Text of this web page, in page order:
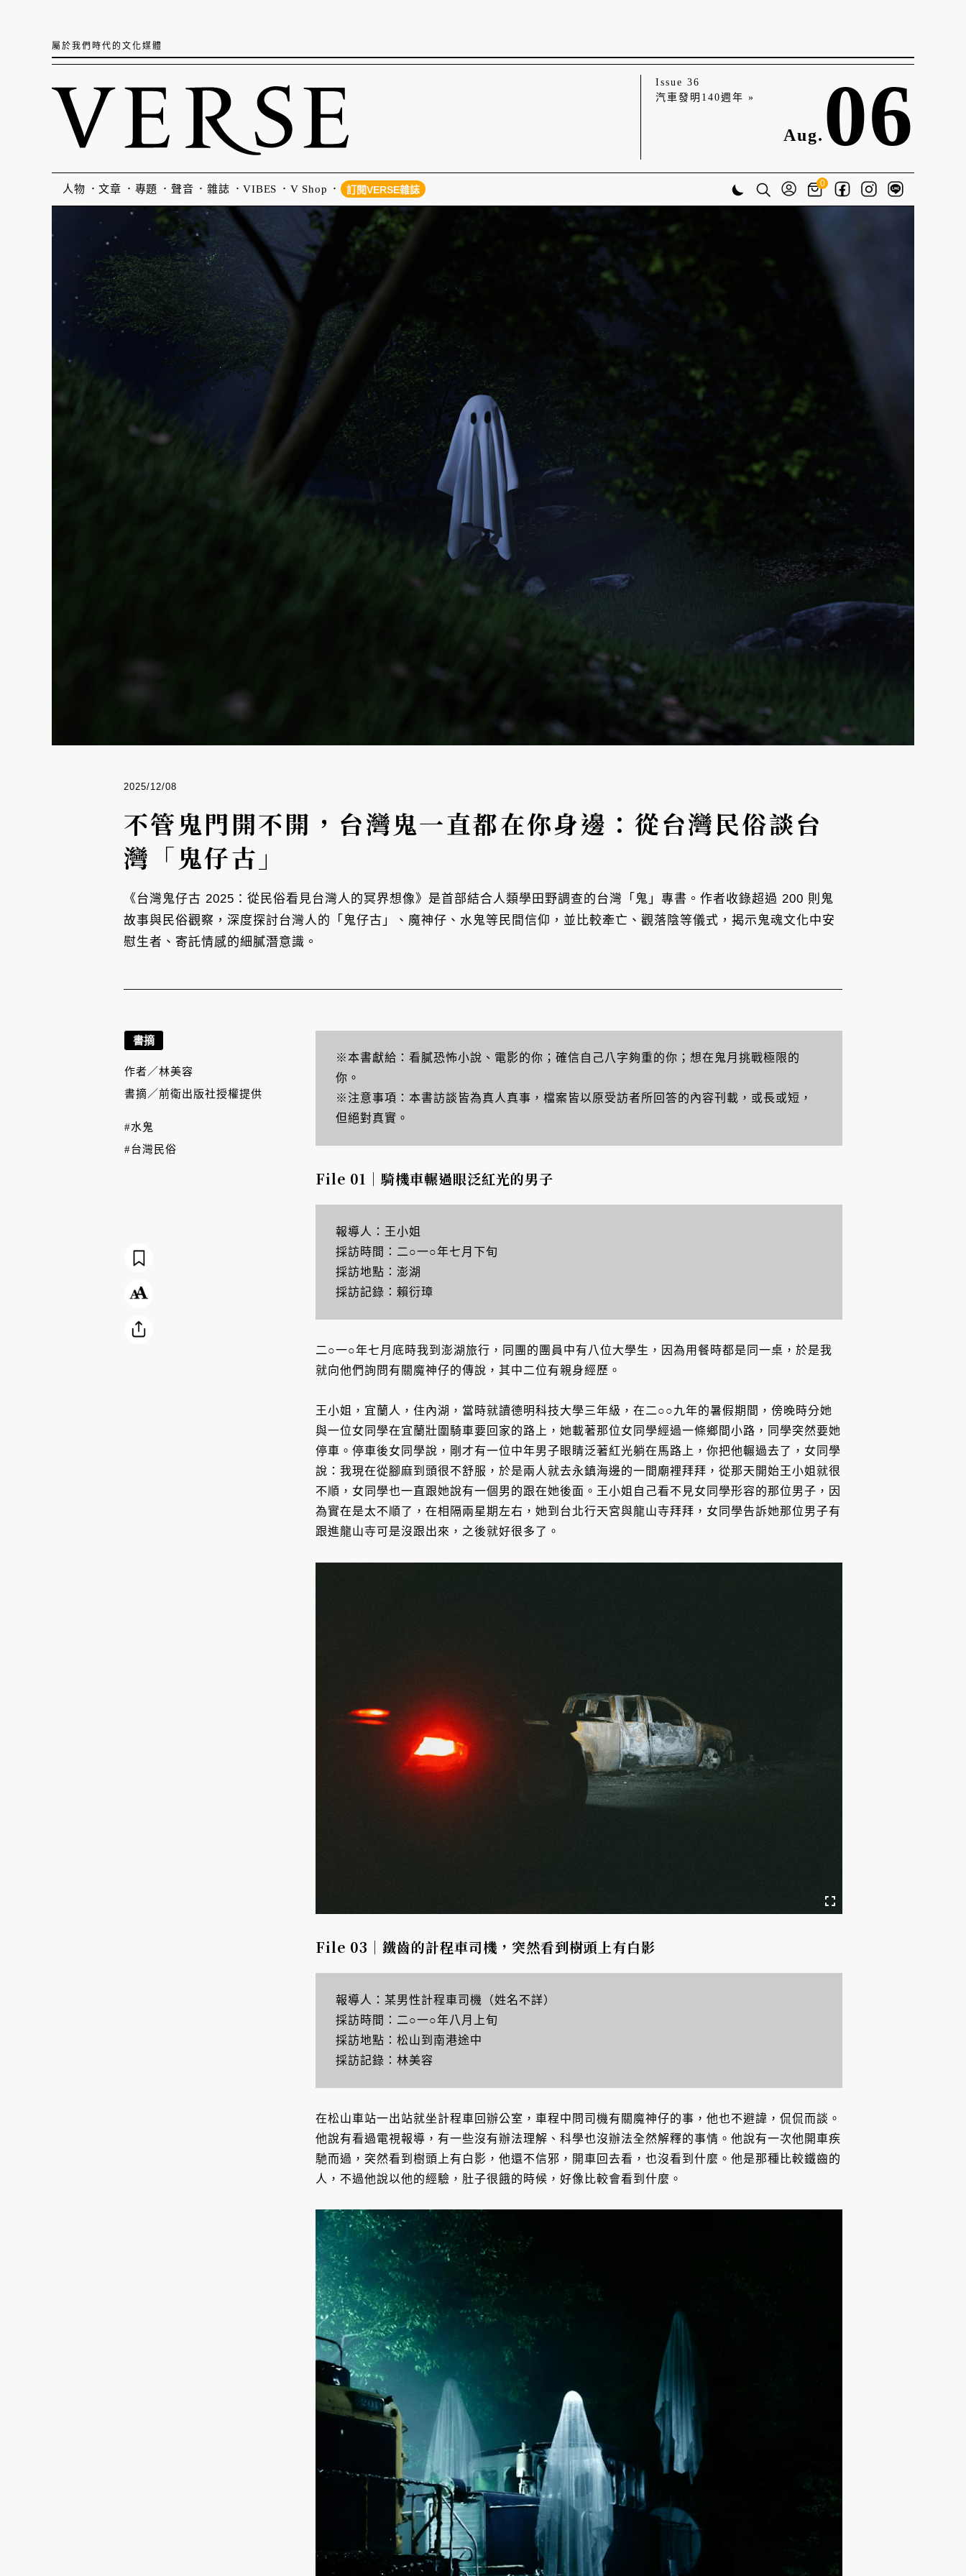
屬於我們時代的文化媒體
Issue 36
汽車發明140週年 »
Aug. 06
人物 文章 專題 聲音 雜誌 VIBES V Shop 訂閱VERSE雜誌
0
2025/12/08
不管鬼門開不開，台灣鬼一直都在你身邊：從台灣民俗談台
灣「鬼仔古」
《台灣鬼仔古 2025：從民俗看見台灣人的冥界想像》是首部結合人類學田野調查的台灣「鬼」專書。作者收錄超過 200 則鬼
故事與民俗觀察，深度探討台灣人的「鬼仔古」、魔神仔、水鬼等民間信仰，並比較牽亡、觀落陰等儀式，揭示鬼魂文化中安
慰生者、寄託情感的細膩潛意識。
※本書獻給：看膩恐怖小說、電影的你；確信自己八字夠重的你；想在鬼月挑戰極限的
你。
※注意事項：本書訪談皆為真人真事，檔案皆以原受訪者所回答的內容刊載，或長或短，
但絕對真實。
File 01｜騎機車輾過眼泛紅光的男子
報導人：王小姐
採訪時間：二○一○年七月下旬
採訪地點：澎湖
採訪記錄：賴衍璋
二○一○年七月底時我到澎湖旅行，同團的團員中有八位大學生，因為用餐時都是同一桌，於是我
就向他們詢問有關魔神仔的傳說，其中二位有親身經歷。
王小姐，宜蘭人，住內湖，當時就讀德明科技大學三年級，在二○○九年的暑假期間，傍晚時分她
與一位女同學在宜蘭壯圍騎車要回家的路上，她載著那位女同學經過一條鄉間小路，同學突然要她
停車。停車後女同學說，剛才有一位中年男子眼睛泛著紅光躺在馬路上，你把他輾過去了，女同學
說：我現在從腳麻到頭很不舒服，於是兩人就去永鎮海邊的一間廟裡拜拜，從那天開始王小姐就很
不順，女同學也一直跟她說有一個男的跟在她後面。王小姐自己看不見女同學形容的那位男子，因
為實在是太不順了，在相隔兩星期左右，她到台北行天宮與龍山寺拜拜，女同學告訴她那位男子有
跟進龍山寺可是沒跟出來，之後就好很多了。
File 03｜鐵齒的計程車司機，突然看到樹頭上有白影
報導人：某男性計程車司機（姓名不詳）
採訪時間：二○一○年八月上旬
採訪地點：松山到南港途中
採訪記錄：林美容
在松山車站一出站就坐計程車回辦公室，車程中問司機有關魔神仔的事，他也不避諱，侃侃而談。
他說有看過電視報導，有一些沒有辦法理解、科學也沒辦法全然解釋的事情。他說有一次他開車疾
馳而過，突然看到樹頭上有白影，他還不信邪，開車回去看，也沒看到什麼。他是那種比較鐵齒的
人，不過他說以他的經驗，肚子很餓的時候，好像比較會看到什麼。
書摘
作者／林美容
書摘／前衛出版社授權提供
#水鬼
#台灣民俗